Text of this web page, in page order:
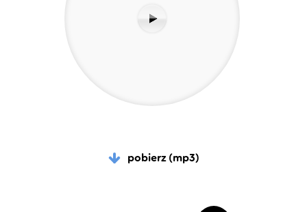
pobierz (mp3)